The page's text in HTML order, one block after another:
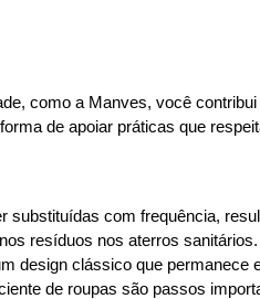
como a Manves, você
de apoiar práticas que
substituídas com frequência,
resíduos nos aterros sanitários.
design clássico que permanece
de roupas são passos